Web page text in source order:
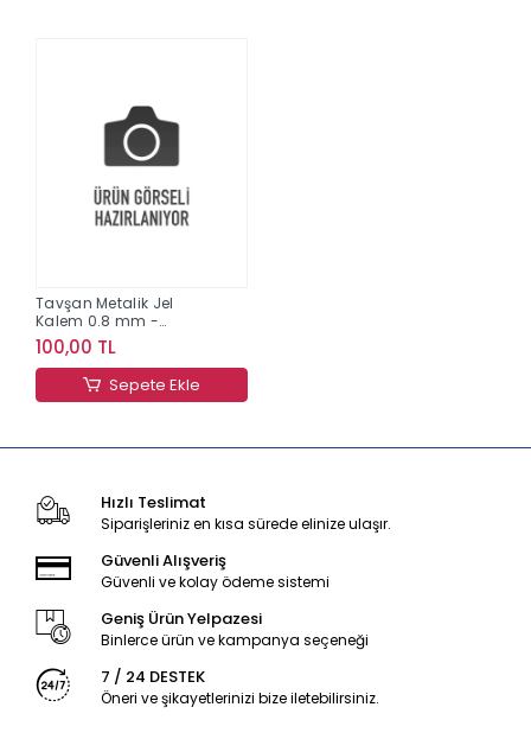
Tavşan Metalik Jel
Kalem 0.8 mm -
Gümüş
100,00 TL
Sepete Ekle
Hızlı Teslimat
Siparişleriniz en kısa sürede elinize ulaşır.
Güvenli Alışveriş
Güvenli ve kolay ödeme sistemi
Geniş Ürün Yelpazesi
Binlerce ürün ve kampanya seçeneği
7 / 24 DESTEK
Öneri ve şikayetlerinizi bize iletebilirsiniz.